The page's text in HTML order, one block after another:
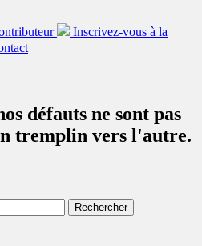
Inscrivez-vous à la
défauts ne sont pas
tremplin vers l'autre.